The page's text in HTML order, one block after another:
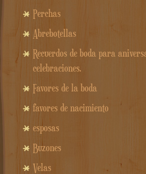
Perchas
Abrebotellas
Recuerdos de boda para
celebraciones.
Favores de la boda
favores de nacimiento
esposas
Buzones
Velas